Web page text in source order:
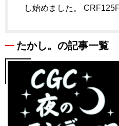
し始めました。
たかし。の記事一覧